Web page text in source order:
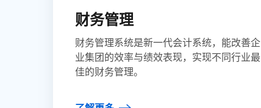
财务管理
财务管理系统是新一代会计系统，能改善企
业集团的效率与绩效表现，实现不同行业最
佳的财务管理。